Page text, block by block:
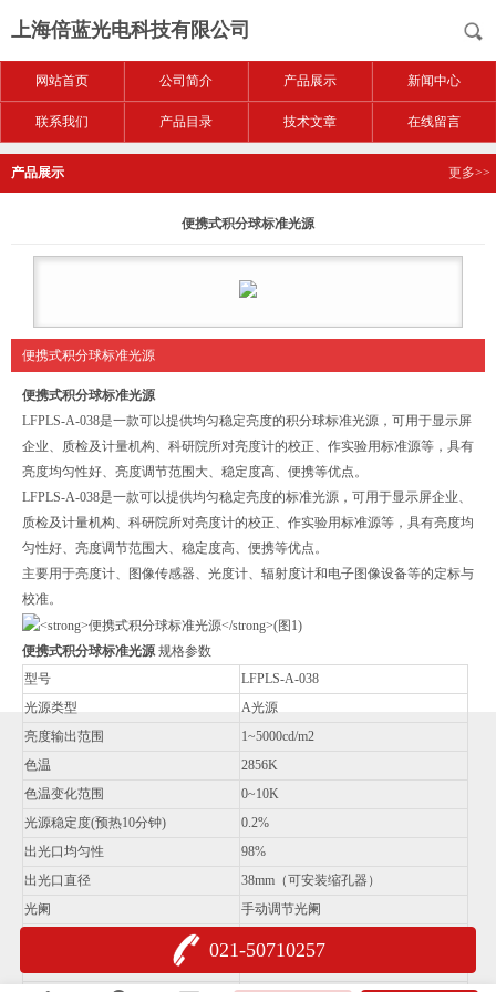
上海倍蓝光电科技有限公司
网站首页 公司简介 产品展示 新闻中心
联系我们 产品目录 技术文章 在线留言
产品展示 更多>>
便携式积分球标准光源
便携式积分球标准光源
便携式积分球标准光源
LFPLS-A-038是一款可以提供均匀稳定亮度的积分球标准光源，可用于显示屏
企业、质检及计量机构、科研院所对亮度计的校正、作实验用标准源等，具有
亮度均匀性好、亮度调节范围大、稳定度高、便携等优点。
LFPLS-A-038是一款可以提供均匀稳定亮度的标准光源，可用于显示屏企业、
质检及计量机构、科研院所对亮度计的校正、作实验用标准源等，具有亮度均
匀性好、亮度调节范围大、稳定度高、便携等优点。
主要用于亮度计、图像传感器、光度计、辐射度计和电子图像设备等的定标与
校准。
便携式积分球标准光源 规格参数
型号
LFPLS-A-038
光源类型
A光源
亮度输出范围
1~5000cd/m2
色温
2856K
色温变化范围
0~10K
光源稳定度(预热10分钟)
0.2%
出光口均匀性
98%
出光口直径
38mm（可安装缩孔器）
光阑
手动调节光阑
021-50710257